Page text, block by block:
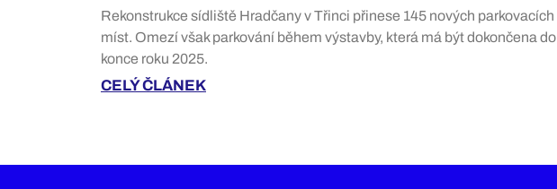
Rekonstrukce sídliště Hradčany v Třinci přinese 145 nových parkovacích
míst. Omezí však parkování během výstavby, která má být dokončena do
konce roku 2025.
CELÝ ČLÁNEK